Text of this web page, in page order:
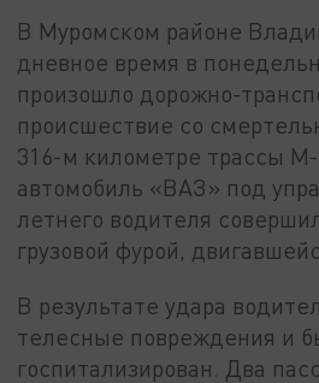
В Муромском районе
дневное время в
произошло дорожно-
происшествие со
316-м километре трассы М-
автомобиль «ВАЗ» под
летнего водителя
грузовой фурой,
В результате удара
телесные повреждения и
госпитализирован. Два